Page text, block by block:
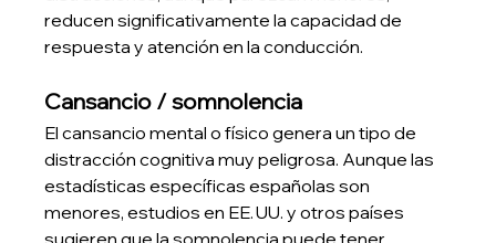
reducen significativamente la capacidad de
respuesta y atención en la conducción.
Cansancio / somnolencia
El cansancio mental o físico genera un tipo de
distracción cognitiva muy peligrosa. Aunque las
estadísticas específicas españolas son
menores, estudios en EE. UU. y otros países